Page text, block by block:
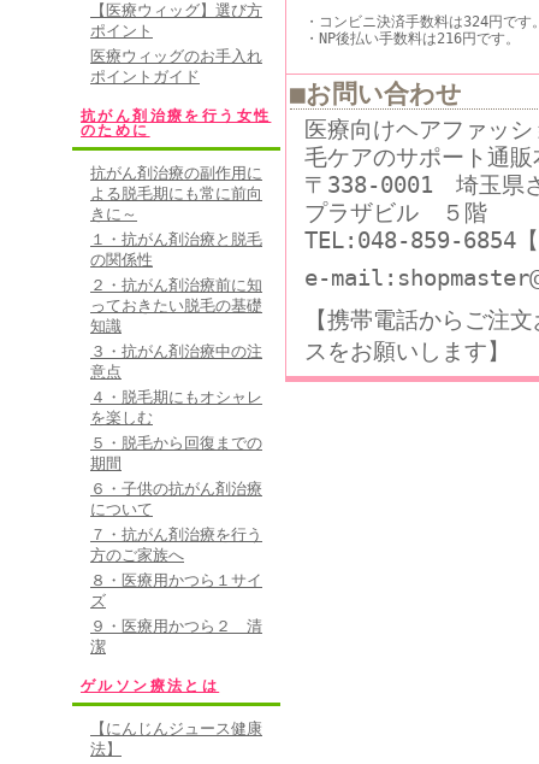
【医療ウィッグ】選び方
ポイント
医療ウィッグのお手入れ
ポイントガイド
抗がん剤治療を行う女性
のために
抗がん剤治療の副作用に
よる脱毛期にも常に前向
きに～
１・抗がん剤治療と脱毛
の関係性
２・抗がん剤治療前に知
っておきたい脱毛の基礎
知識
３・抗がん剤治療中の注
意点
４・脱毛期にもオシャレ
を楽しむ
５・脱毛から回復までの
期間
６・子供の抗がん剤治療
について
７・抗がん剤治療を行う
方のご家族へ
８・医療用かつら１サイ
ズ
９・医療用かつら２ 清
潔
ゲルソン療法とは
【にんじんジュース健康
法】
・コンビニ決済手数料は324円です
・NP後払い手数料は216円です。
■お問い合わせ
医療向けヘアファッ
毛ケアのサポート通
〒338-0001 埼玉県
プラザビル ５階
TEL:048-859-6854
e-
【携帯電話からご注
スをお願いします】